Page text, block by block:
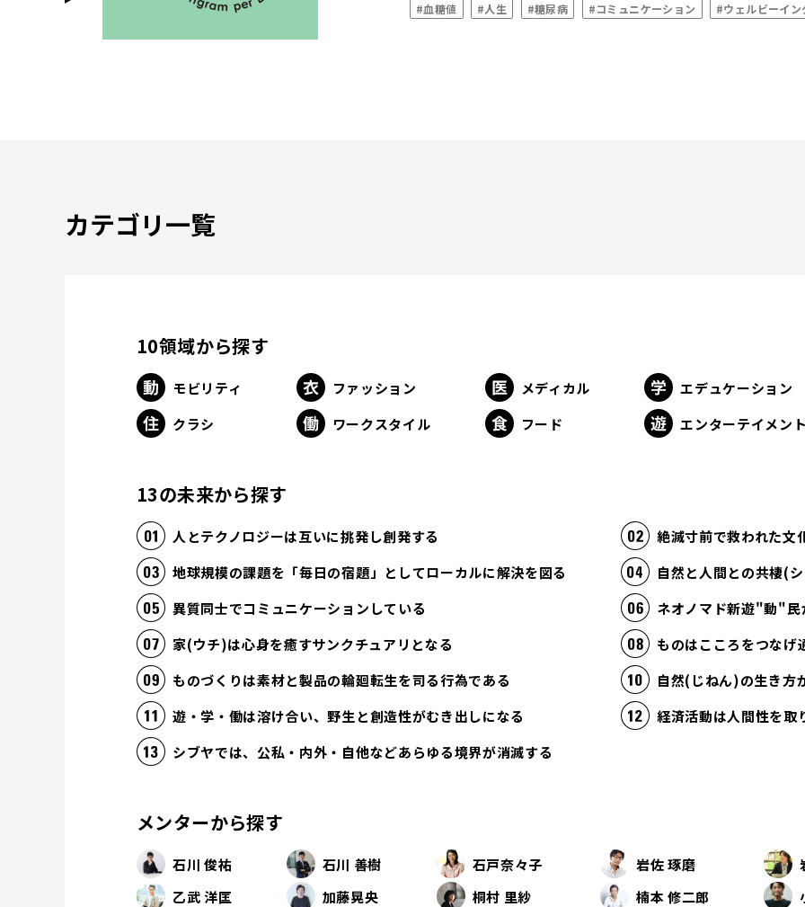
#血糖値 #人生 #糖尿病 #コミュニケーション #ウェルビーイン
カテゴリ一覧
10領域から探す
モビリティ ファッション メディカル エデュケーション
クラシ
ワークスタイル フード エンターテイメント
13の未来から探す
人とテクノロジーは互いに挑発し創発する
絶滅寸前で救われた文
地球規模の課題を「毎日の宿題」としてローカルに解決を図る
自然と人間との共棲(
異質同士でコミュニケーションしている
ネオノマド新遊"動"民
家(ウチ)は心身を癒すサンクチュアリとなる
ものはこころをつなげ
ものづくりは素材と製品の輪廻転生を司る行為である
自然(じねん)の生き方
遊・学・働は溶け合い、野生と創造性がむき出しになる
シブヤでは、公私・内外・自他などあらゆる境界が消滅する
メンターから探す
石川 俊祐 石川 善樹 石戸奈々子 岩佐 琢磨
乙武 洋匡
加藤晃央 桐村 里紗 楠本 修二郎